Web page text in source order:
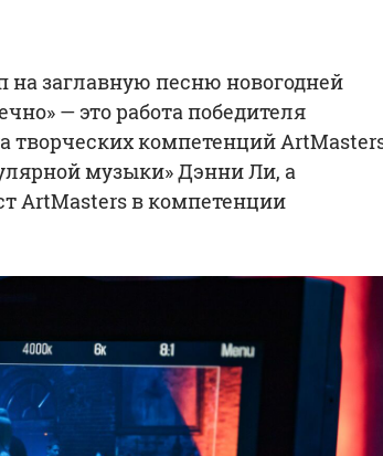
на заглавную песню новогодней
— это работа победителя
творческих компетенций
музыки» Дэнни Ли, а
ArtMasters в компетенции